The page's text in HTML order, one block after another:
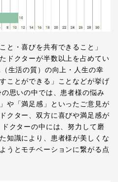
と・喜びを共有できること」
ドクターが半数以上を占めてい
生活の質）の向上・人生の幸
ことができる」ことなどが挙げ
思いの中では、患者様の悩み
や「満足感」といったご意見が
クター、双方に喜びや満足感が
クターの中には、努力して磨
知識により、患者様が美しくな
うとモチベーションに繋がる点